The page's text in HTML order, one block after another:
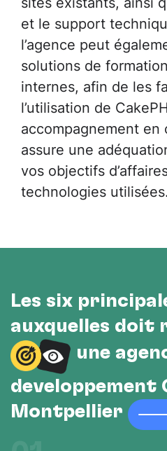
et le support
l’agence peut
solutions de
internes, afin de les
l’utilisation de
accompagnement
assure une
vos objectifs
technologies utilisées.
Les six
auxquelles doit
une
développement
Montpellier